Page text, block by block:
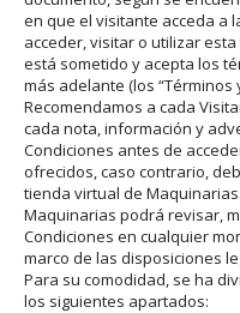
en que el visitante acceda a
acceder, visitar o utilizar
está sometido y acepta los
más adelante (los “Términos
Recomendamos a cada
cada nota, información y
Condiciones antes de
ofrecidos, caso contrario,
tienda virtual de Maquinarias.
Maquinarias podrá revisar,
Condiciones en cualquier
marco de las disposiciones
Para su comodidad, se ha
los siguientes apartados: